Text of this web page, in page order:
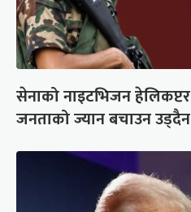
सेनाको नाइटभिजन
जनताको ज्यान बचाउन उड्दैन